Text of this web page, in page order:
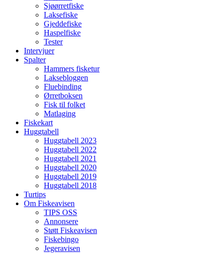
Sjøørretfiske
Laksefiske
Gjeddefiske
Haspelfiske
Tester
Intervjuer
Spalter
Hammers fisketur
Laksebloggen
Fluebinding
Ørretboksen
Fisk til folket
Matlaging
Fiskekart
Huggtabell
Huggtabell 2023
Huggtabell 2022
Huggtabell 2021
Huggtabell 2020
Huggtabell 2019
Huggtabell 2018
Turtips
Om Fiskeavisen
TIPS OSS
Annonsere
Støtt Fiskeavisen
Fiskebingo
Jegeravisen